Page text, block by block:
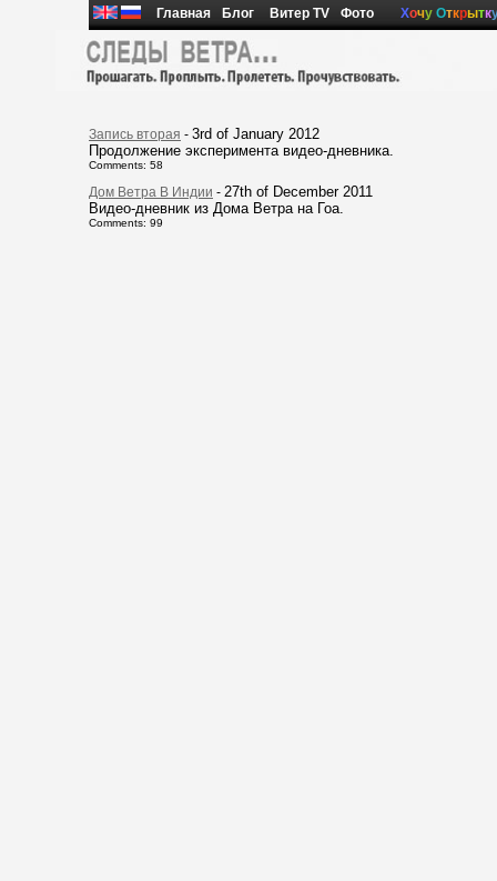
Главная Блог Витер TV Фото Хочу Открытк
Запись вторая - 3rd of January 2012
Продолжение эксперимента видео-дневника.
Comments: 58
Дом Ветра В Индии - 27th of December 2011
Видео-дневник из Дома Ветра на Гоа.
Comments: 99